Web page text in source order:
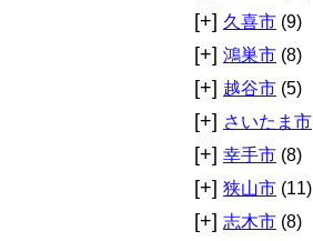
[+] 久喜市 (9)
[+] 鴻巣市 (8)
[+] 越谷市 (5)
[+] さいたま市
[+] 幸手市 (8)
[+] 狭山市 (11)
[+] 志木市 (8)